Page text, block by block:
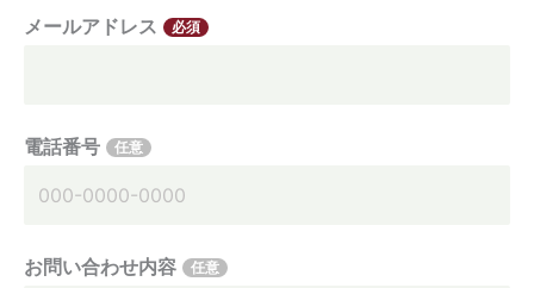
メールアドレス 必須
電話番号 任意
お問い合わせ内容 任意